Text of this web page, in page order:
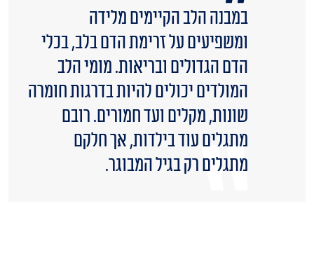
במבנה הלב הקיימים מלידה
ומשפיעים על זרימת הדם בלב, בכלי
הדם הגדולים ובריאות. מומי הלב
המולדים יכולים להיות בדרגות חומרה
שונות, מקלים ועד חמורים. רובם
מתגלים עוד בילדות, אך חלקם
מתגלים רק בגיל המבוגר.